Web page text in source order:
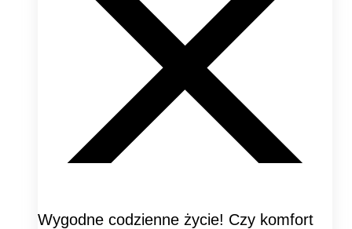
Wygodne codzienne życie! Czy komfort